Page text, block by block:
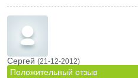
Сергей (21-12-2012)
Положительный отзыв